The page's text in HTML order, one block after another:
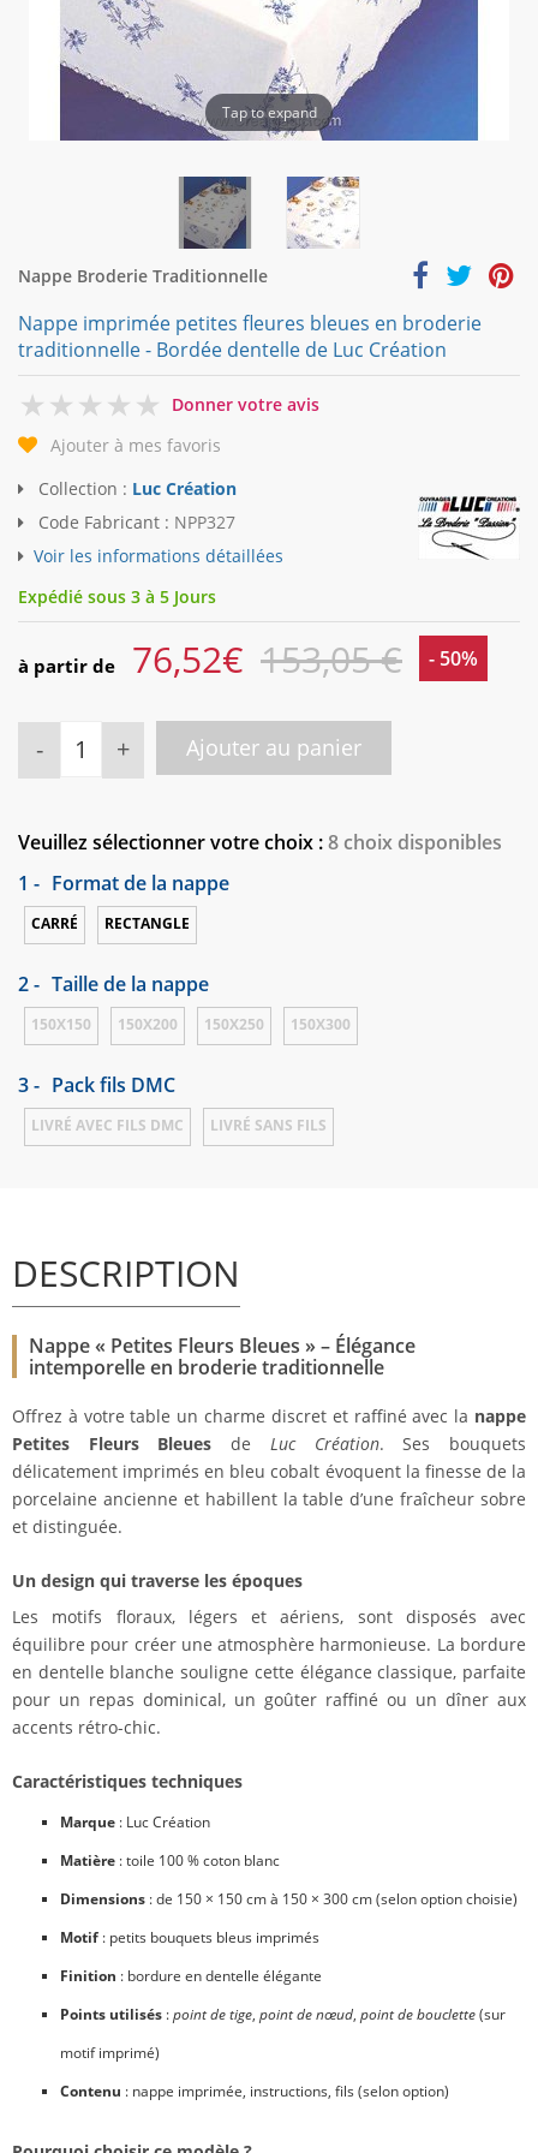
Tap to expand
Nappe Broderie Traditionnelle
Nappe imprimée petites fleures bleues en broderie
traditionnelle - Bordée dentelle de Luc Création
0
Donner votre avis
Ajouter à mes favoris
Collection : Luc Création
Code Fabricant : NPP327
Voir les informations détaillées
Expédié sous 3 à 5 Jours
à partir de 76,52€ 153,05 € - 50%
- + Ajouter au panier
Veuillez sélectionner votre choix :8 choix disponibles
1 - Format de la nappe
CARRÉ RECTANGLE
2 - Taille de la nappe
150X150 150X200 150X250 150X300
3 - Pack fils DMC
LIVRÉ AVEC FILS DMC LIVRÉ SANS FILS
DESCRIPTION
Nappe « Petites Fleurs Bleues » – Élégance
intemporelle en broderie traditionnelle
Offrez à votre table un charme discret et raffiné avec la nappe
Petites Fleurs Bleues de Luc Création. Ses bouquets
délicatement imprimés en bleu cobalt évoquent la finesse de la
porcelaine ancienne et habillent la table d’une fraîcheur sobre
et distinguée.
Un design qui traverse les époques
Les motifs floraux, légers et aériens, sont disposés avec
équilibre pour créer une atmosphère harmonieuse. La bordure
en dentelle blanche souligne cette élégance classique, parfaite
pour un repas dominical, un goûter raffiné ou un dîner aux
accents rétro-chic.
Caractéristiques techniques
Marque : Luc Création
Matière : toile 100 % coton blanc
Dimensions : de 150 × 150 cm à 150 × 300 cm (selon option choisie)
Motif : petits bouquets bleus imprimés
Finition : bordure en dentelle élégante
Points utilisés :point de tige, point de nœud, point de bouclette(sur
motif imprimé)
Contenu : nappe imprimée, instructions, fils (selon option)